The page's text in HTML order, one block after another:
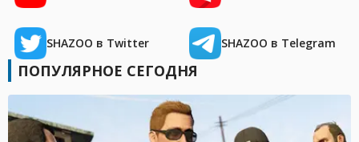
SHAZOO в Twitter SHAZOO в Telegram
ПОПУЛЯРНОЕ СЕГОДНЯ